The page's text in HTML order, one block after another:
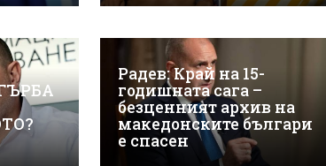
Радев: Край на 15-
годишната сага –
безценният архив на
македонските българи
е спасен